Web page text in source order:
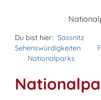
Du bist hier: Sassnitz
Sehenswürdigkeiten
Nationalparks